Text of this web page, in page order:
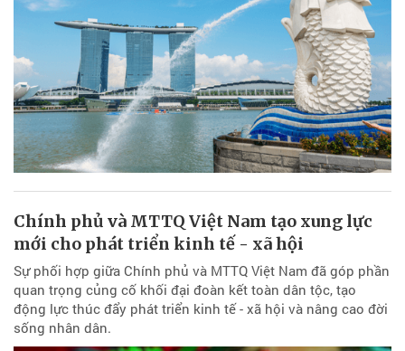
Chính phủ và MTTQ Việt Nam tạo xung lực
mới cho phát triển kinh tế - xã hội
Sự phối hợp giữa Chính phủ và MTTQ Việt Nam đã góp phần
quan trọng củng cố khối đại đoàn kết toàn dân tộc, tạo
động lực thúc đẩy phát triển kinh tế - xã hội và nâng cao đời
sống nhân dân.